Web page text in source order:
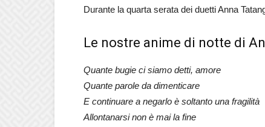
Durante la quarta serata dei duetti Anna
Le nostre anime di notte di
Quante bugie ci siamo detti, amore
Quante parole da dimenticare
E continuare a negarlo è soltanto una fragilità
Allontanarsi non è mai la fine